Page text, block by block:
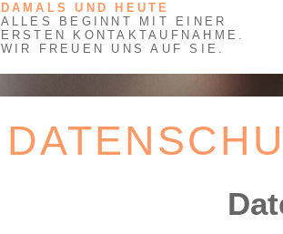
DAMALS UND HEUTE
ALLES BEGINNT MIT EINER
ERSTEN KONTAKTAUFNAHME.
WIR FREUEN UNS AUF SIE.